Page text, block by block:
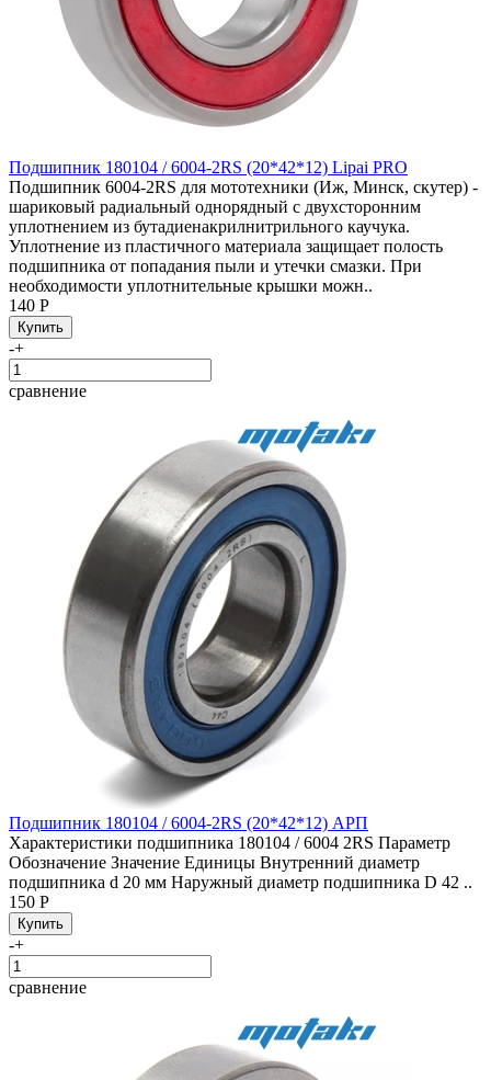
Подшипник 180104 / 6004-2RS (20*42*12) Lipai PRO
Подшипник 6004-2RS для мототехники (Иж, Минск, скутер) -
шариковый радиальный однорядный с двухсторонним
уплотнением из бутадиенакрилнитрильного каучука.
Уплотнение из пластичного материала защищает полость
подшипника от попадания пыли и утечки смазки. При
необходимости уплотнительные крышки можн..
140 Р
-+
сравнение
Подшипник 180104 / 6004-2RS (20*42*12) АРП
Характеристики подшипника 180104 / 6004 2RS Параметр
Обозначение Значение Единицы Внутренний диаметр
подшипника d 20 мм Наружный диаметр подшипника D 42 ..
150 Р
-+
сравнение